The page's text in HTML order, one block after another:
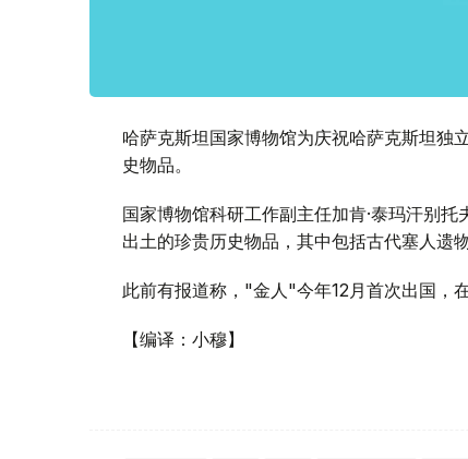
哈萨克斯坦国家博物馆为庆祝哈萨克斯坦独
史物品。
国家博物馆科研工作副主任加肯·泰玛汗别
出土的珍贵历史物品，其中包括古代塞人遗
此前有报道称，"金人"今年12月首次出国，
【编译：小穆】